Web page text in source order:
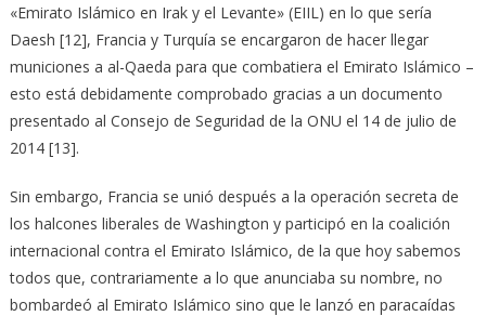
«Emirato Islámico en Irak y el Levante» (EIIL) en lo que sería
Daesh [12], Francia y Turquía se encargaron de hacer llegar
municiones a al-Qaeda para que combatiera el Emirato Islámico –
esto está debidamente comprobado gracias a un documento
presentado al Consejo de Seguridad de la ONU el 14 de julio de
2014 [13].
Sin embargo, Francia se unió después a la operación secreta de
los halcones liberales de Washington y participó en la coalición
internacional contra el Emirato Islámico, de la que hoy sabemos
todos que, contrariamente a lo que anunciaba su nombre, no
bombardeó al Emirato Islámico sino que le lanzó en paracaídas